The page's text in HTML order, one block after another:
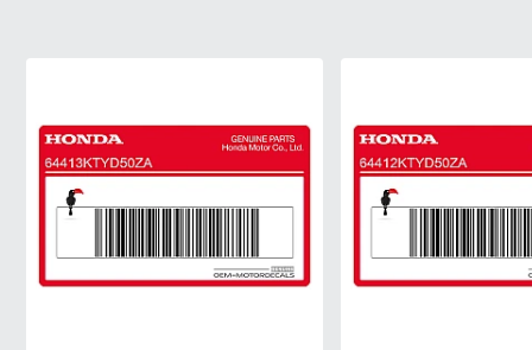
perfettamente con le specifiche originali della vernice
di fabbrica per un look omogeneo.
Garanzia di Qualità:Ogni singola striscia viene
la consistenza dell'adesivo e la perfezione da bordo a
bordo.